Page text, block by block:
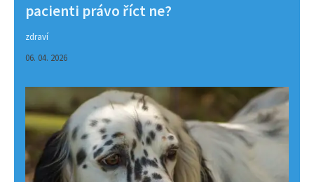
pacienti právo říct ne?
zdraví
06. 04. 2026